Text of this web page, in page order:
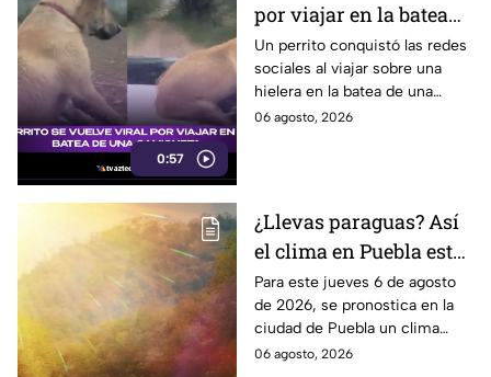
0:57
por viajar en la batea
de una camioneta
Un perrito conquistó las redes
sociales al viajar sobre una
hielera en la batea de una
camioneta y mantener el
06 agosto, 2026
¿Llevas paraguas? Así
el clima en Puebla este
jueves 6 de agosto de
2026
Para este jueves 6 de agosto
de 2026, se pronostica en la
ciudad de Puebla un clima
cálido con bajas probabilidades
06 agosto, 2026